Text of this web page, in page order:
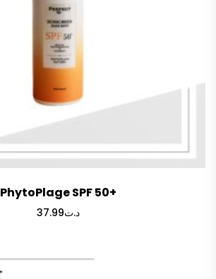
PhytoPlage SPF 50+
د.ت37.99